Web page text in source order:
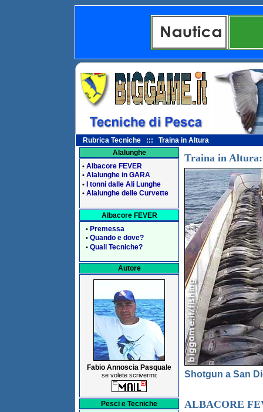
Rubrica Tecniche ::: Traina in Altura
Alalunghe
• Albacore FEVER
• Alalunghe in GARA
• I tonni dalle Ali Lunghe
• Alalunghe delle Curvette
Albacore FEVER
• Premessa
• Quando e dove?
• Quali Tecniche?
Autore
Fabio Annoscia Pasquale
se volete scrivermi:
Pesci e Tecniche
Traina in
Shotgun a San
ALBACORE